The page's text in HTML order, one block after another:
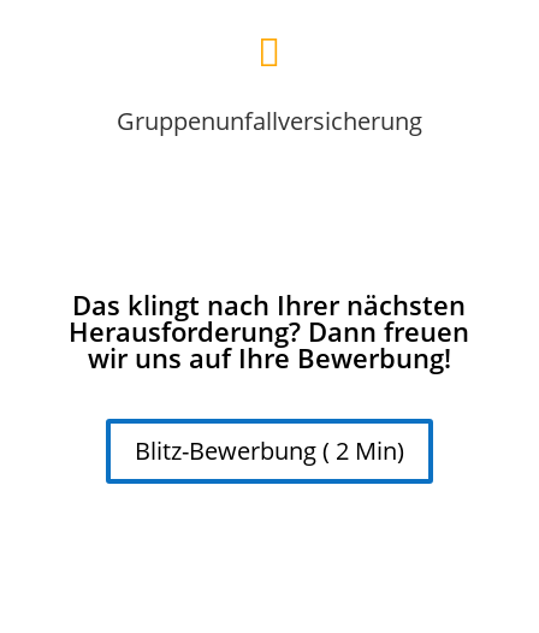

Gruppenunfallversicherung
Das klingt nach Ihrer nächsten
Herausforderung? Dann freuen
wir uns auf Ihre Bewerbung!
Blitz-Bewerbung ( 2 Min)